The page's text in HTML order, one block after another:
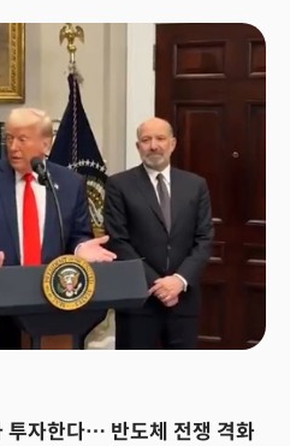
후 인텔 이사회에 다시 합류하게
무 책임자, 존스턴 홀하우스는 인텔
사회 의장직을 맡았던 프랭크 예이(Frank
이사회 의장(independent chair of the
.예이 의장은 “립-부는 기술 업계
체 위탁 생산) 생태계 전반에 걸친
된 실적을 갖춘 탁월한 리더”라며
라고 말했다.그는 이어 “턴어라운드
으로 다가올 중요한 성장 기회를
. 탄 CEO는 “인텔 같은 상징적인 회사에
객에게 더 나은 서비스를 제공하고,
로 사업을 재편할 수 있는 중요한 기회가
“인텔은 강력하고 차별화된 컴퓨팅
드맵 재구축을 통한 견고한 제조
투자한다… 반도체 전쟁 격화